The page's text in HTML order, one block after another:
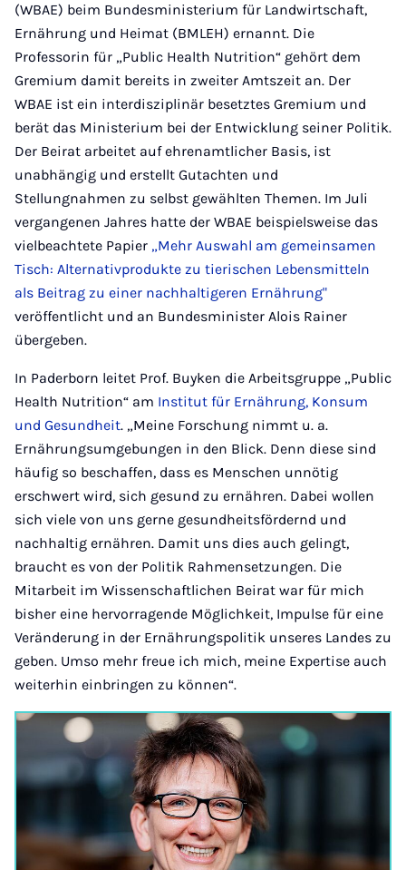
(WBAE) beim Bundesministerium für Landwirtschaft,
Ernährung und Heimat (BMLEH) ernannt. Die
Professorin für „Public Health Nutrition“ gehört dem
Gremium damit bereits in zweiter Amtszeit an. Der
WBAE ist ein interdisziplinär besetztes Gremium und
berät das Ministerium bei der Entwicklung seiner Politik.
Der Beirat arbeitet auf ehrenamtlicher Basis, ist
unabhängig und erstellt Gutachten und
Stellungnahmen zu selbst gewählten Themen. Im Juli
vergangenen Jahres hatte der WBAE beispielsweise das
vielbeachtete Papier „Mehr Auswahl am gemeinsamen
Tisch: Alternativprodukte zu tierischen Lebensmitteln
als Beitrag zu einer nachhaltigeren Ernährung"
veröffentlicht und an Bundesminister Alois Rainer
übergeben.
In Paderborn leitet Prof. Buyken die Arbeitsgruppe „Public
Health Nutrition“ am Institut für Ernährung, Konsum
und Gesundheit. „Meine Forschung nimmt u. a.
Ernährungsumgebungen in den Blick. Denn diese sind
häufig so beschaffen, dass es Menschen unnötig
erschwert wird, sich gesund zu ernähren. Dabei wollen
sich viele von uns gerne gesundheitsfördernd und
nachhaltig ernähren. Damit uns dies auch gelingt,
braucht es von der Politik Rahmensetzungen. Die
Mitarbeit im Wissenschaftlichen Beirat war für mich
bisher eine hervorragende Möglichkeit, Impulse für eine
Veränderung in der Ernährungspolitik unseres Landes zu
geben. Umso mehr freue ich mich, meine Expertise auch
weiterhin einbringen zu können“.